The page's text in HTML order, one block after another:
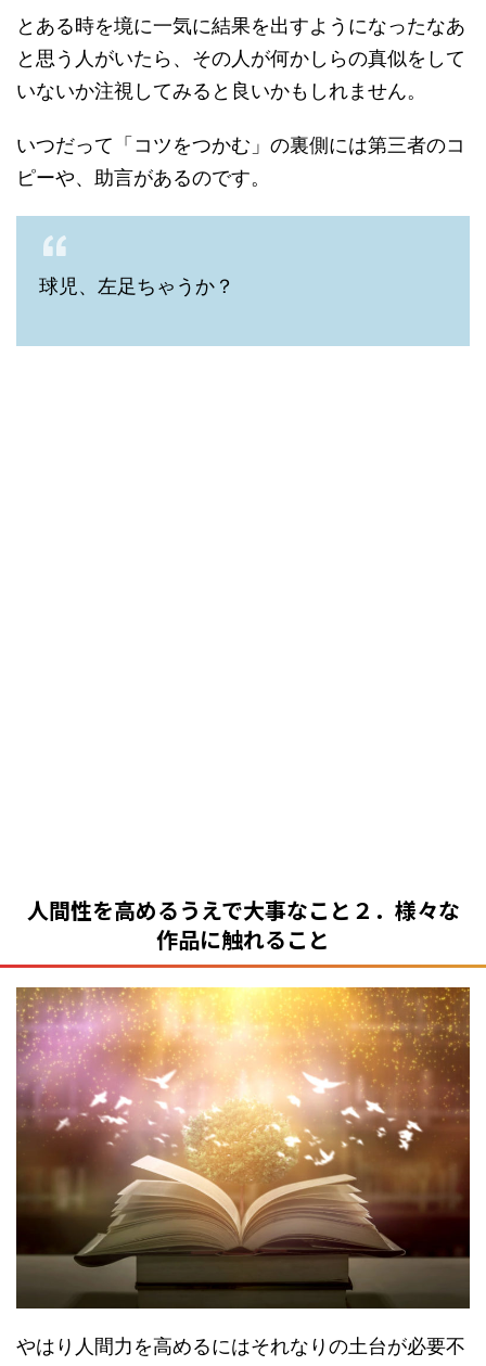
とある時を境に一気に結果を出すようになったなあ
と思う人がいたら、その人が何かしらの真似をして
いないか注視してみると良いかもしれません。
いつだって「コツをつかむ」の裏側には第三者のコ
ピーや、助言があるのです。
球児、左足ちゃうか？
人間性を高めるうえで大事なこと２．様々な
作品に触れること
やはり人間力を高めるにはそれなりの土台が必要不